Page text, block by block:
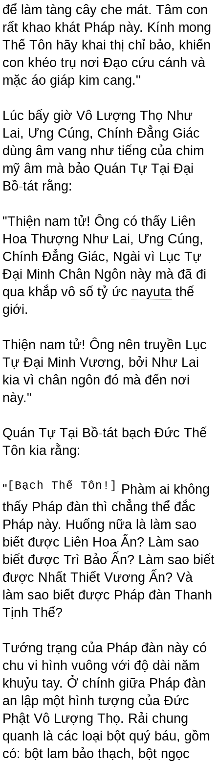
để làm tàng cây che mát. Tâm con
rất khao khát Pháp này. Kính mong
Thế Tôn hãy khai thị chỉ bảo, khiến
con khéo trụ nơi Đạo cứu cánh và
mặc áo giáp kim cang."
Lúc bấy giờ Vô Lượng Thọ Như
Lai, Ưng Cúng, Chính Đẳng Giác
dùng âm vang như tiếng của chim
mỹ âm mà bảo Quán Tự Tại Đại
Bồ-tát rằng:
"Thiện nam tử! Ông có thấy Liên
Hoa Thượng Như Lai, Ưng Cúng,
Chính Đẳng Giác, Ngài vì Lục Tự
Đại Minh Chân Ngôn này mà đã đi
qua khắp vô số tỷ ức nayuta thế
giới.
Thiện nam tử! Ông nên truyền Lục
Tự Đại Minh Vương, bởi Như Lai
kia vì chân ngôn đó mà đến nơi
này."
Quán Tự Tại Bồ-tát bạch Đức Thế
Tôn kia rằng:
" [Bạch Thế Tôn!]
Phàm ai không
thấy Pháp đàn thì chẳng thể đắc
Pháp này. Huống nữa là làm sao
biết được Liên Hoa Ấn? Làm sao
biết được Trì Bảo Ấn? Làm sao biết
được Nhất Thiết Vương Ấn? Và
làm sao biết được Pháp đàn Thanh
Tịnh Thể?
Tướng trạng của Pháp đàn này có
chu vi hình vuông với độ dài năm
khuỷu tay. Ở chính giữa Pháp đàn
an lập một hình tượng của Đức
Phật Vô Lượng Thọ. Rải chung
quanh là các loại bột quý báu, gồm
có: bột lam bảo thạch, bột ngọc